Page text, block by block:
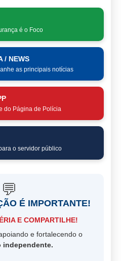
é o Foco
/ NEWS
as principais notícias
do Página de Polícia
o servidor público
💬
É IMPORTANTE!
E COMPARTILHE!
e fortalecendo o
independente.